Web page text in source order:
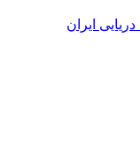
ایران